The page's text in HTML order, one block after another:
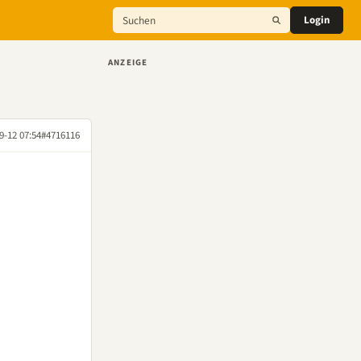
Login
12 07:54#4716116
ANZEIGE